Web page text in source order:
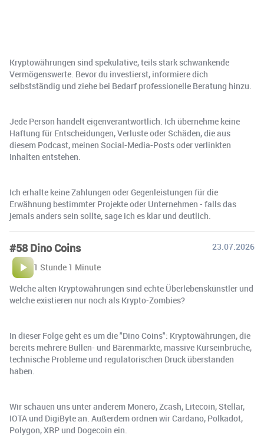
Kryptowährungen sind spekulative, teils stark schwankende
Vermögenswerte. Bevor du investierst, informiere dich
selbstständig und ziehe bei Bedarf professionelle Beratung hinzu.
Jede Person handelt eigenverantwortlich. Ich übernehme keine
Haftung für Entscheidungen, Verluste oder Schäden, die aus
diesem Podcast, meinen Social-Media-Posts oder verlinkten
Inhalten entstehen.
Ich erhalte keine Zahlungen oder Gegenleistungen für die
Erwähnung bestimmter Projekte oder Unternehmen - falls das
jemals anders sein sollte, sage ich es klar und deutlich.
#58 Dino Coins
23.07.2026
1 Stunde 1 Minute
Welche alten Kryptowährungen sind echte Überlebenskünstler und
welche existieren nur noch als Krypto-Zombies?
In dieser Folge geht es um die "Dino Coins": Kryptowährungen, die
bereits mehrere Bullen- und Bärenmärkte, massive Kurseinbrüche,
technische Probleme und regulatorischen Druck überstanden
haben.
Wir schauen uns unter anderem Monero, Zcash, Litecoin, Stellar,
IOTA und DigiByte an. Außerdem ordnen wir Cardano, Polkadot,
Polygon, XRP und Dogecoin ein.